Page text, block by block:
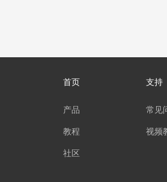
首页
产品
教程
社区
支持
常见
视频